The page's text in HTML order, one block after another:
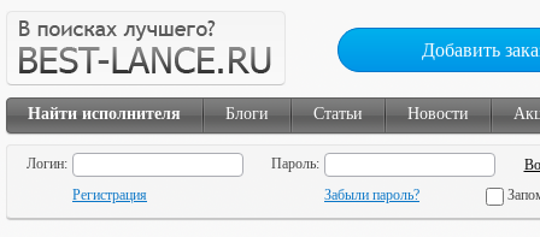
Добавить
Найти исполнителя Блоги Статьи Новости
Логин:
Пароль:
Регистрация
Забыли пароль?